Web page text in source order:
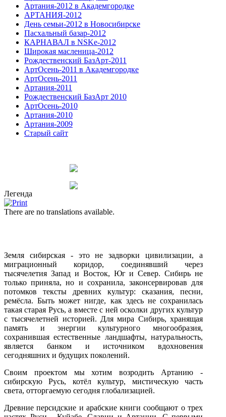
Артания-2012 в Академгородке
АРТАНИЯ-2012
День семьи-2012 в Новосибирске
Пасхальный базар-2012
КАРНАВАЛ в NSKe-2012
Широкая масленица-2012
Рождественский БазАрт-2011
АртОсень-2011 в Академгородке
АртОсень-2011
Артания-2011
Рождественский БазАрт 2010
АртОсень-2010
Артания-2010
Артания-2009
Старый сайт
Легенда
There are no translations available.
Земля сибирская - это не задворки цивилизации, а
миграционный коридор, соединявший через
тысячелетия Запад и Восток, Юг и Север. Сибирь не
только приняла, но и сохранила, законсервировав для
потомков тексты древних культур: сказания, песни,
ремёсла. Быть может нигде, как здесь не сохранилась
такая старая Русь, а вместе с ней осколки других культур
с тысячелетней историей. Для мира Сибирь, хранящая
память и энергии культурного многообразия,
сохранившая естественные ландшафты, натуральность,
является банком и источником вдохновения
сегодняшних и будущих поколений.
Своим проектом мы хотим возродить Артанию -
сибирскую Русь, котёл культур, мистическую часть
света, отторгаемую сегодня глобализацией.
Древние персидские и арабские книги сообщают о трех